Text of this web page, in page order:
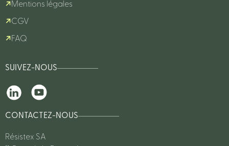
Mentions légales
CGV
FAQ
SUIVEZ-NOUS
CONTACTEZ-NOUS
Résistex SA